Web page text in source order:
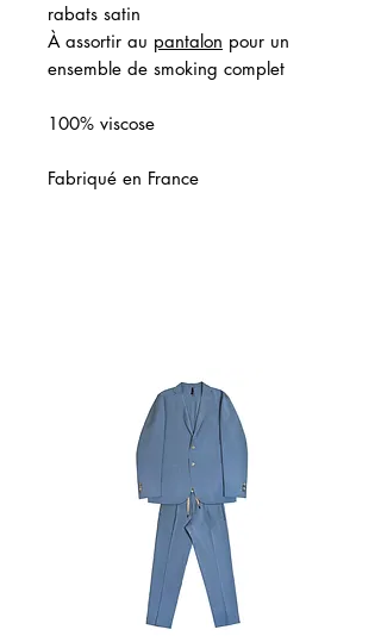
rabats satin
À assortir au pantalon pour un
ensemble de smoking complet
100% viscose
Fabriqué en France